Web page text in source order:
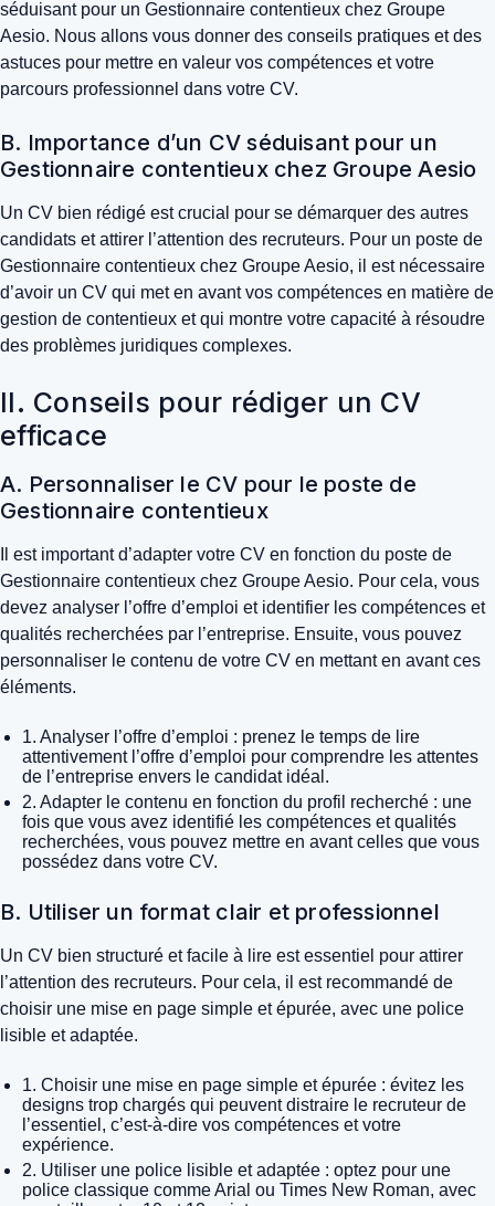
séduisant pour un Gestionnaire contentieux chez Groupe
Aesio. Nous allons vous donner des conseils pratiques et des
astuces pour mettre en valeur vos compétences et votre
parcours professionnel dans votre CV.
B. Importance d’un CV séduisant pour un
Gestionnaire contentieux chez Groupe Aesio
Un CV bien rédigé est crucial pour se démarquer des autres
candidats et attirer l’attention des recruteurs. Pour un poste de
Gestionnaire contentieux chez Groupe Aesio, il est nécessaire
d’avoir un CV qui met en avant vos compétences en matière de
gestion de contentieux et qui montre votre capacité à résoudre
des problèmes juridiques complexes.
II. Conseils pour rédiger un CV
efficace
A. Personnaliser le CV pour le poste de
Gestionnaire contentieux
Il est important d’adapter votre CV en fonction du poste de
Gestionnaire contentieux chez Groupe Aesio. Pour cela, vous
devez analyser l’offre d’emploi et identifier les compétences et
qualités recherchées par l’entreprise. Ensuite, vous pouvez
personnaliser le contenu de votre CV en mettant en avant ces
éléments.
1. Analyser l’offre d’emploi : prenez le temps de lire
attentivement l’offre d’emploi pour comprendre les attentes
de l’entreprise envers le candidat idéal.
2. Adapter le contenu en fonction du profil recherché : une
fois que vous avez identifié les compétences et qualités
recherchées, vous pouvez mettre en avant celles que vous
possédez dans votre CV.
B. Utiliser un format clair et professionnel
Un CV bien structuré et facile à lire est essentiel pour attirer
l’attention des recruteurs. Pour cela, il est recommandé de
choisir une mise en page simple et épurée, avec une police
lisible et adaptée.
1. Choisir une mise en page simple et épurée : évitez les
designs trop chargés qui peuvent distraire le recruteur de
l’essentiel, c’est-à-dire vos compétences et votre
expérience.
2. Utiliser une police lisible et adaptée : optez pour une
police classique comme Arial ou Times New Roman, avec